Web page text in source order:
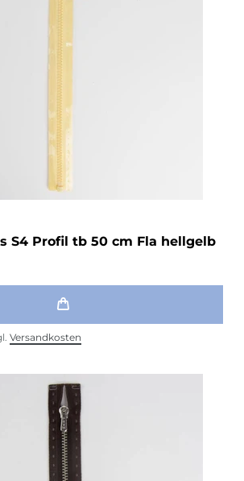
S4 Profil tb 50 cm Fla hellgelb
Versandkosten